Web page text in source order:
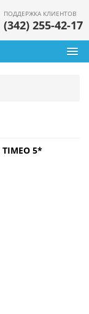
ПОДДЕРЖКА КЛИЕНТОВ
(342) 255-42-17
TIMEO 5*